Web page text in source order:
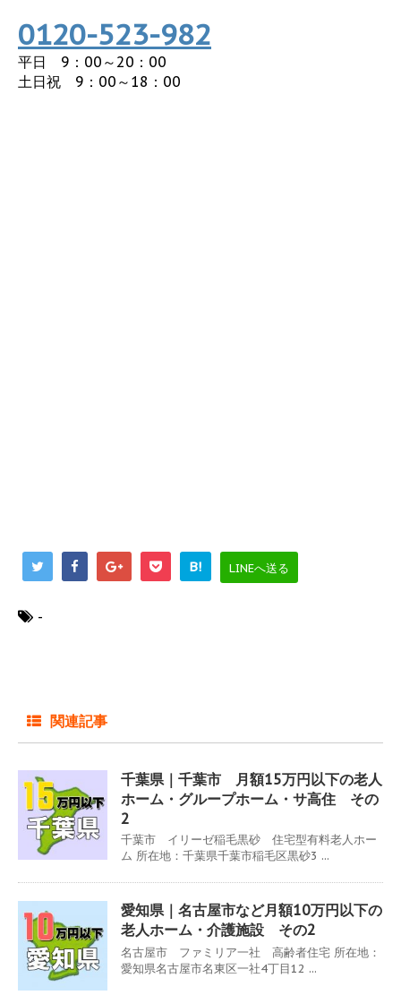
0120-523-982
平日 9：00～20：00
土日祝 9：00～18：00
B! LINEへ送る
-
関連記事
千葉県｜千葉市 月額15万円以下の老人
ホーム・グループホーム・サ高住 その
2
千葉市 イリーゼ稲毛黒砂 住宅型有料老人ホー
ム 所在地：千葉県千葉市稲毛区黒砂3 ...
愛知県｜名古屋市など月額10万円以下の
老人ホーム・介護施設 その2
名古屋市 ファミリア一社 高齢者住宅 所在地：
愛知県名古屋市名東区一社4丁目12 ...